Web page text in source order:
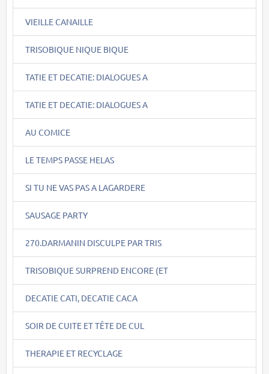
VIEILLE CANAILLE
TRISOBIQUE NIQUE BIQUE
TATIE ET DECATIE: DIALOGUES A
TATIE ET DECATIE: DIALOGUES A
AU COMICE
LE TEMPS PASSE HELAS
SI TU NE VAS PAS A LAGARDERE
SAUSAGE PARTY
270.DARMANIN DISCULPE PAR TRIS
TRISOBIQUE SURPREND ENCORE (ET
DECATIE CATI, DECATIE CACA
SOIR DE CUITE ET TÊTE DE CUL
THERAPIE ET RECYCLAGE